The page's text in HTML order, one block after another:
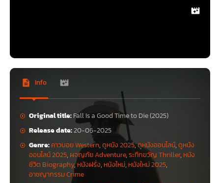
Info
Original title:Fall Is a Good Time to Die (2025)
Release date:20-06-2025
Genre:คาวบอย Western,ดูหนัง 2025,ดูหนังออนไลน์,ดูหนัง
ออนไลน์ 2025, ผจญภัย Adventure,ระทึกขวัญ Thriller, หนัง
ชีวิต Biography,หนังฝรั่ง, หนังใหม่, หนังใหม่ 2025,
อาชญากรรม Crime